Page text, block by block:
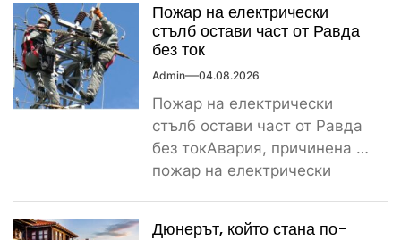
Пожар на електрически
стълб остави част от Равда
без ток
Admin 04.08.2026
Пожар на електрически
стълб остави част от Равда
без токАвария, причинена от
пожар на електрически
Дюнерът, който стана по-